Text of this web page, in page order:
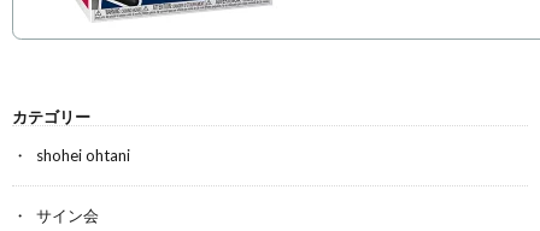
カテゴリー
shohei ohtani
サイン会